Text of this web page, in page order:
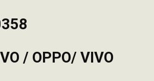
/ OPPO/ VIVO